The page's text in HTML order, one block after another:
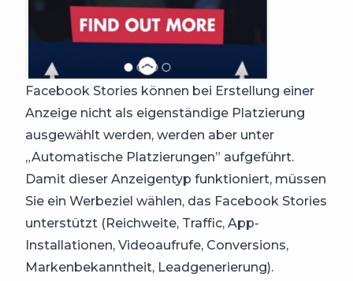
Facebook Stories können bei Erstellung einer
Anzeige nicht als eigenständige Platzierung
ausgewählt werden, werden aber unter
„Automatische Platzierungen” aufgeführt.
Damit dieser Anzeigentyp funktioniert, müssen
Sie ein Werbeziel wählen, das Facebook Stories
unterstützt (Reichweite, Traffic, App-
Installationen, Videoaufrufe, Conversions,
Markenbekanntheit, Leadgenerierung).